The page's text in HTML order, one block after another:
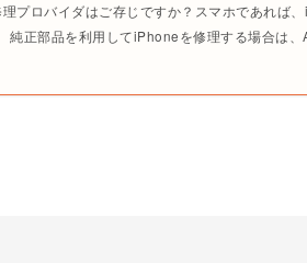
プロバイダはご存じですか？スマホであれば
純正部品を利用してiPhoneを修理する場合は